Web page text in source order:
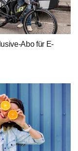
Abo für E-